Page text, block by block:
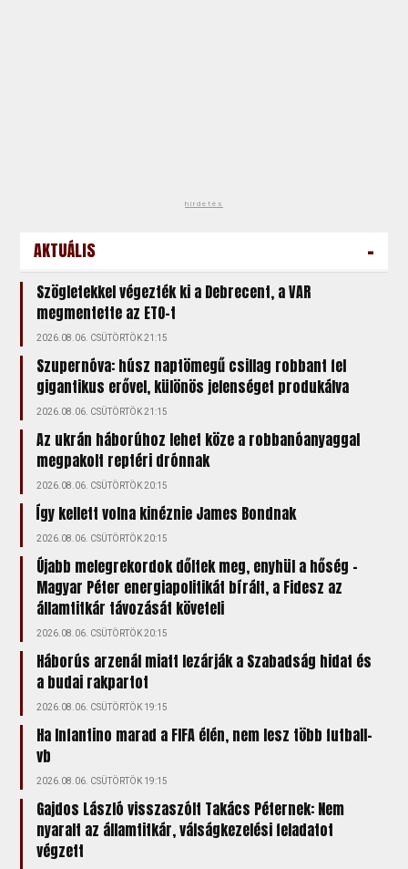
hirdetés
AKTUÁLIS -
Szögletekkel végezték ki a Debrecent, a VAR
megmentette az ETO-t
2026.08.06. CSÜTÖRTÖK 21:15
Szupernóva: húsz naptömegű csillag robbant fel
gigantikus erővel, különös jelenséget produkálva
2026.08.06. CSÜTÖRTÖK 21:15
Az ukrán háborúhoz lehet köze a robbanóanyaggal
megpakolt reptéri drónnak
2026.08.06. CSÜTÖRTÖK 20:15
Így kellett volna kinéznie James Bondnak
2026.08.06. CSÜTÖRTÖK 20:15
Újabb melegrekordok dőltek meg, enyhül a hőség –
Magyar Péter energiapolitikát bírált, a Fidesz az
államtitkár távozását követeli
2026.08.06. CSÜTÖRTÖK 20:15
Háborús arzenál miatt lezárják a Szabadság hidat és
a budai rakpartot
2026.08.06. CSÜTÖRTÖK 19:15
Ha Infantino marad a FIFA élén, nem lesz több futball-
vb
2026.08.06. CSÜTÖRTÖK 19:15
Gajdos László visszaszólt Takács Péternek: Nem
nyaralt az államtitkár, válságkezelési feladatot
végzett